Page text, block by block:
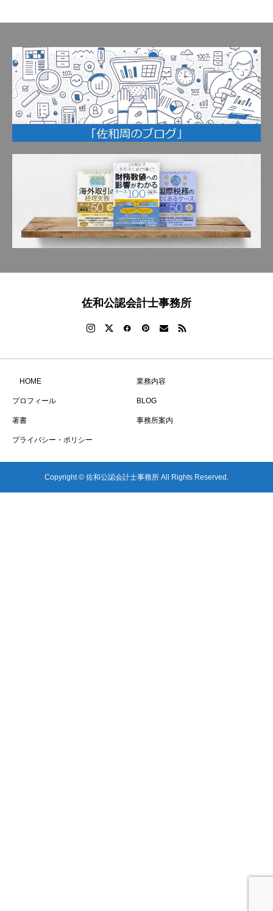
佐和公認会計士事務所
HOME 業務内容
プロフィール BLOG
著書 事務所案内
プライバシー・ポリシー
Copyright © 佐和公認会計士事務所 All Rights Reserved.